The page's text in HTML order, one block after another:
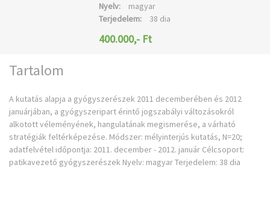
Nyelv:
magyar
Terjedelem:
38 dia
400.000,- Ft
Tartalom
A kutatás alapja a gyógyszerészek 2011 decemberében és 2012
januárjában, a gyógyszeripart érintő jogszabályi változásokról
alkotott véleményének, hangulatának megismerése, a várható
stratégiák feltérképezése. Módszer: mélyinterjús kutatás, N=20;
adatfelvétel időpontja: 2011. december - 2012. január Célcsoport:
patikavezető gyógyszerészek Nyelv: magyar Terjedelem: 38 dia